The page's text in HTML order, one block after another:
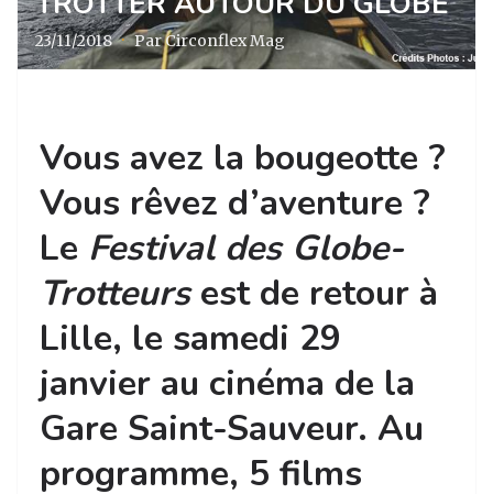
23/11/2018 · Par Circonflex Mag
Vous avez la bougeotte ?
Vous rêvez d’aventure ?
Le Festival des Globe-
Trotteursest de retour à
Lille, le samedi 29
janvier au cinéma de la
Gare Saint-Sauveur. Au
programme, 5 films